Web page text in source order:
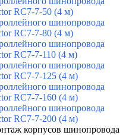
RC7-7-50 (4 м)
шинопровода
RC7-7-80 (4 м)
шинопровода
RC7-7-110 (4 м)
шинопровода
RC7-7-125 (4 м)
шинопровода
RC7-7-160 (4 м)
шинопровода
RC7-7-200 (4 м)
корпусов шинопровода